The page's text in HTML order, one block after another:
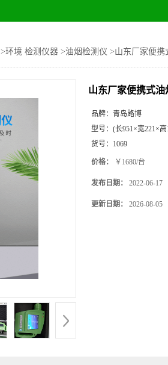
>环境 检测仪器 >油烟检测仪 >山东厂家便携
山东厂家便携式
品牌： 青岛路博
型号： (长951×宽221×高
货号： 1069
价格： ￥1680/台
发布日期： 2022-06-17
更新日期： 2026-08-05